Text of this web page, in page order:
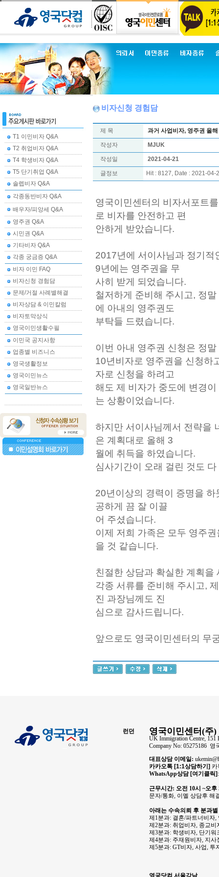
T1 이민비자 Q&A
T2 취업비자 Q&A
T4 학생비자 Q&A
T5 단기취업 Q&A
솔렙비자 Q&A
각종동반비자 Q&A
배우자/피앙세 Q&A
영주권 Q&A
시민권 Q&A
기타비자 Q&A
각종 궁금증 Q&A
비자 이민 FAQ
비자신청 경험담
문제/거절 사례별해결
비자상담 & 이민칼럼
비자토막상식
영국이민생활수필
이민국 공지사항
업종별 비즈니스
영국생활정보
영국이민뉴스
영국일반뉴스
비자신청 경험담
제 목 과거 사업비자, 영주권 올
작성자 MJUK
작성일 2021-04-21
글정보 Hit : 8127, Date : 2021-04-
영국이민센터의 비자서포트
로 비자를 안전하고 편
안하게 받았습니다.
2017년에 서이사님과 정기
9년에는 영주권을 무
사히 받게 되었습니다.
철저하게 준비해 주시고, 정
에 아내의 영주권도
부탁들 드렸습니다.
이번 아내 영주권 신청은 정
10년비자로 영주권을 신청하
자로 신청을 하려고
해도 제 비자가 중도에 변경
는 상황이었습니다.
하지만 서이사님께서 전략을
은 계획대로 올해 3
월에 취득을 하였습니다.
심사기간이 오래 걸린 것도
20년이상의 경력이 증명을
공하게 끔 잘 이끌
어 주셨습니다.
이제 저희 가족은 모두 영주
을 것 같습니다.
친절한 상담과 확실한 계획을
각종 서류를 준비해 주시고,
진 과장님께도 진
심으로 감사드립니다.
앞으로도 영국이민센터의 무
런던 영국이민센터(주
UK Immigration Centre,
Company No: 05275186
대표상담 이메일:
카카오톡 [1:1상담하기] 카
WhatsApp상담 [여기클릭]
근무시간: 오전 10시 ~오
문자/통화, 이멜 상담후 해
아래는 수속의뢰 후 분과
제1분과: 결혼/파트너비자,
제2분과: 취업비자, 종교비
제3분과: 학생비자, 단기워
제4분과: 주재원비자, 지
제5분과: GT비자, 사업, 투
영국닷컴 서울강남